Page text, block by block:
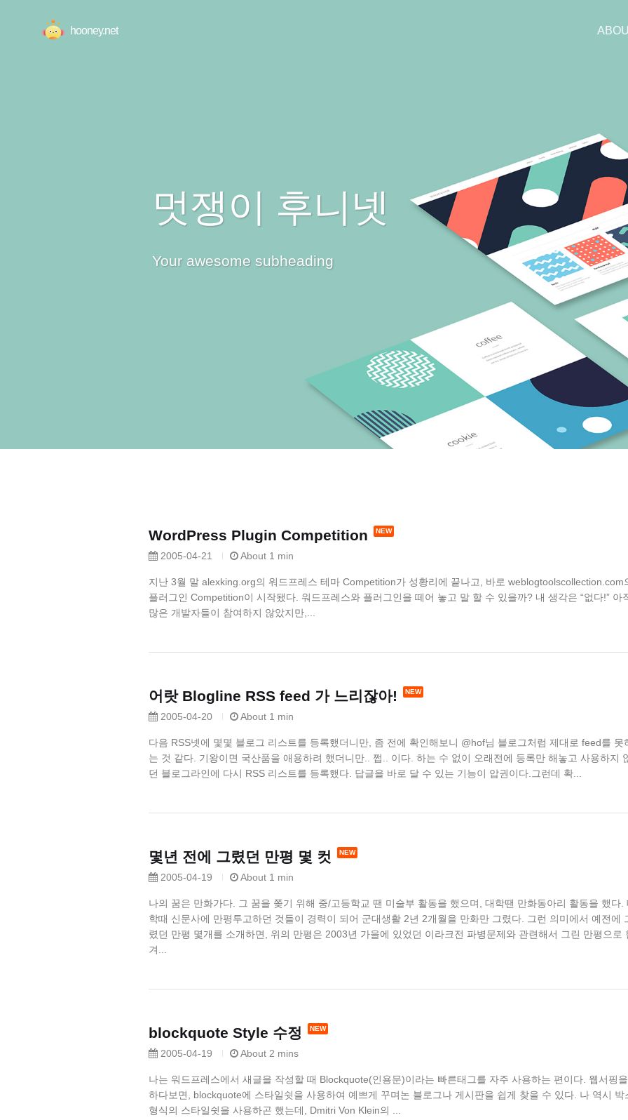
hooney.net
멋쟁이 후니넷
Your awesome subheading
WordPress Plugin Competition
2005-04-21 About 1 min
지난 3월 말 alexking.org의 워드프레스 테마 Competition가 성황리에 끝나고, 바로 weblogtoolscollection.com
플러그인 Competition이 시작됐다. 워드프레스와 플러그인을 떼어 놓고 말 할 수 있을까? 내 생각은 “없다!” 아
많은 개발자들이 참여하지 않았지만,...
어랏 Blogline RSS feed 가 느리잖아!
2005-04-20 About 1 min
다음 RSS넷에 몇몇 블로그 리스트를 등록했더니만, 좀 전에 확인해보니 @hof님 블로그처럼 제대로 feed를 못
는 것 같다. 기왕이면 국산품을 애용하려 했더니만.. 쩝.. 이다. 하는 수 없이 오래전에 등록만 해놓고 사용하지
던 블로그라인에 다시 RSS 리스트를 등록했다. 답글을 바로 달 수 있는 기능이 압권이다.그런데 확...
몇년 전에 그렸던 만평 몇 컷
2005-04-19 About 1 min
나의 꿈은 만화가다. 그 꿈을 쫒기 위해 중/고등학교 땐 미술부 활동을 했으며, 대학땐 만화동아리 활동을 했다.
학때 신문사에 만평투고하던 것들이 경력이 되어 군대생활 2년 2개월을 만화만 그렸다. 그런 의미에서 예전에
렸던 만평 몇개를 소개하면, 위의 만평은 2003년 가을에 있었던 이라크전 파병문제와 관련해서 그린 만평으로
겨...
blockquote Style 수정
2005-04-19 About 2 mins
나는 워드프레스에서 새글을 작성할 때 Blockquote(인용문)이라는 빠른태그를 자주 사용하는 편이다. 웹서핑을
하다보면, blockquote에 스타일쉿을 사용하여 예쁘게 꾸며논 블로그나 게시판을 쉽게 찾을 수 있다. 나 역시 박
형식의 스타일쉿을 사용하곤 했는데, Dmitri Von Klein의 ...